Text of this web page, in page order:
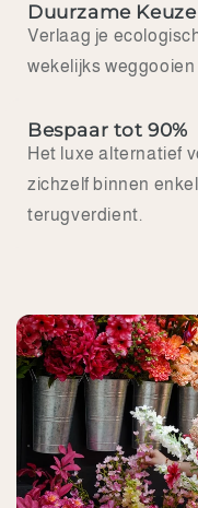
Duurzame Keuze
Verlaag je
wekelijks
Bespaar tot 90%
Het luxe alternatief
zichzelf binnen
terugverdient.